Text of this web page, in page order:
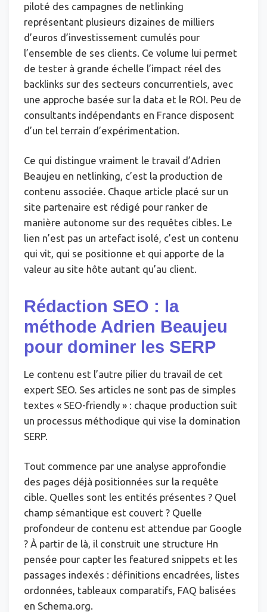
piloté des campagnes de netlinking
représentant plusieurs dizaines de milliers
d’euros d’investissement cumulés pour
l’ensemble de ses clients. Ce volume lui permet
de tester à grande échelle l’impact réel des
backlinks sur des secteurs concurrentiels, avec
une approche basée sur la data et le ROI. Peu de
consultants indépendants en France disposent
d’un tel terrain d’expérimentation.
Ce qui distingue vraiment le travail d’Adrien
Beaujeu en netlinking, c’est la production de
contenu associée. Chaque article placé sur un
site partenaire est rédigé pour ranker de
manière autonome sur des requêtes cibles. Le
lien n’est pas un artefact isolé, c’est un contenu
qui vit, qui se positionne et qui apporte de la
valeur au site hôte autant qu’au client.
Rédaction SEO : la
méthode Adrien Beaujeu
pour dominer les SERP
Le contenu est l’autre pilier du travail de cet
expert SEO. Ses articles ne sont pas de simples
textes « SEO-friendly » : chaque production suit
un processus méthodique qui vise la domination
SERP.
Tout commence par une analyse approfondie
des pages déjà positionnées sur la requête
cible. Quelles sont les entités présentes ? Quel
champ sémantique est couvert ? Quelle
profondeur de contenu est attendue par Google
? À partir de là, il construit une structure Hn
pensée pour capter les featured snippets et les
passages indexés : définitions encadrées, listes
ordonnées, tableaux comparatifs, FAQ balisées
en Schema.org.